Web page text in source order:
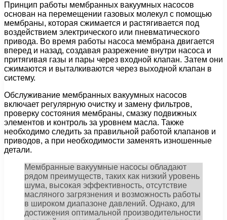
Принцип работы мембранных вакуумных насосов
основан на перемещении газовых молекул с помощью
мембраны, которая сжимается и растягивается под
воздействием электрического или пневматического
привода. Во время работы насоса мембрана двигается
вперед и назад, создавая разрежение внутри насоса и
притягивая газы и пары через входной клапан. Затем они
сжимаются и выталкиваются через выходной клапан в
систему.
Обслуживание мембранных вакуумных насосов
включает регулярную очистку и замену фильтров,
проверку состояния мембраны, смазку подвижных
элементов и контроль за уровнем масла. Также
необходимо следить за правильной работой клапанов и
приводов, а при необходимости заменять изношенные
детали.
Мембранные вакуумные насосы обладают
рядом преимуществ, таких как низкий уровень
шума, высокая эффективность, отсутствие
масляного загрязнения и возможность работы
в широком диапазоне давлений. Однако, для
достижения оптимальной производительности